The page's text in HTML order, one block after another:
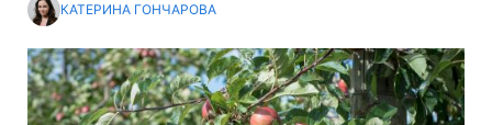
КАТЕРИНА ГОНЧАРОВА